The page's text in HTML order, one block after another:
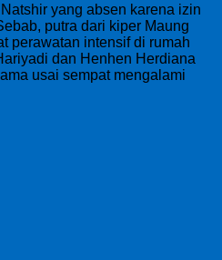
yang absen karena izin
putra dari kiper Maung
perawatan intensif di rumah
dan Henhen Herdiana
usai sempat mengalami